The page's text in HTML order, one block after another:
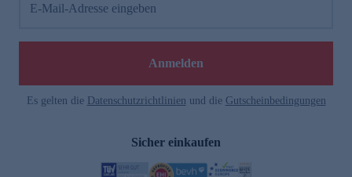
E-Mail-Adresse eingeben
Anmelden
Es gelten die Datenschutzrichtlinien und die Gutscheinbedingungen
Sicher einkaufen